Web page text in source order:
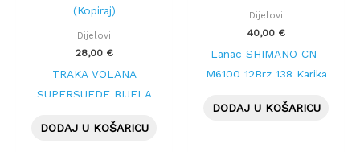
Dijelovi
28,00 €
TRAKA VOLANA
SUPERSUEDE BIJELA
DODAJ U KOŠARICU
Dijelovi
40,00 €
Lanac SHIMANO CN-
M6100 12Brz 138 Karika
DODAJ U KOŠARICU